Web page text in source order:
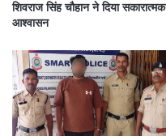
शिवराज सिंह चौहान ने दिया सकारात्मक
आश्वासन